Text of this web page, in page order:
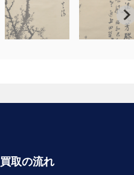
買取の流れ